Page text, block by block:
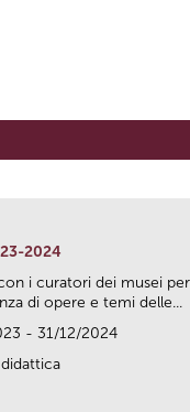
2024
i curatori dei musei
di opere e temi delle...
- 31/12/2024